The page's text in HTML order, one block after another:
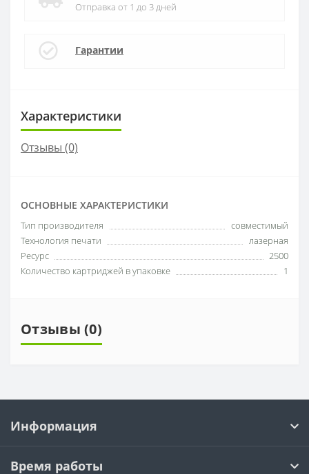
Отправка от 1 до 3 дней
Гарантии
Характеристики
Отзывы (0)
ОСНОВНЫЕ ХАРАКТЕРИСТИКИ
Тип производителя
совместимый
Технология печати
лазерная
Ресурс
2500
Количество картриджей в упаковке
1
Отзывы (0)
Информация
Время работы